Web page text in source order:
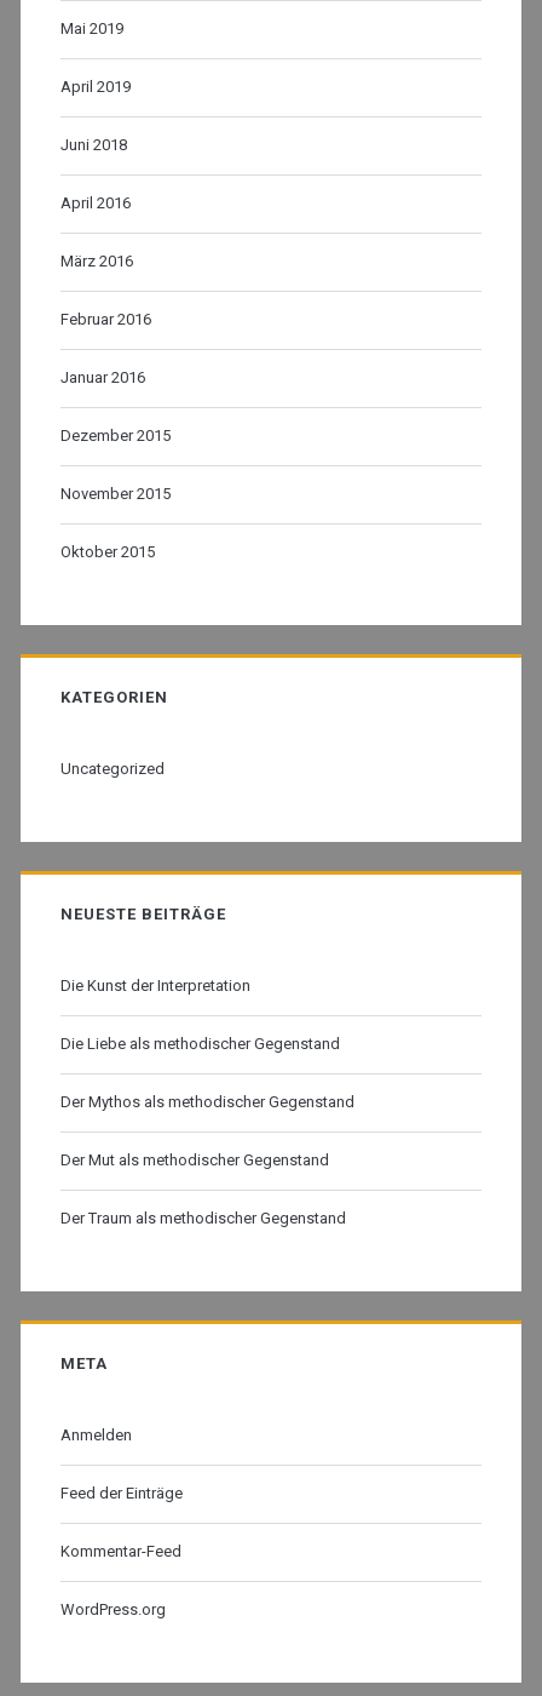
Mai 2019
April 2019
Juni 2018
April 2016
März 2016
Februar 2016
Januar 2016
Dezember 2015
November 2015
Oktober 2015
KATEGORIEN
Uncategorized
NEUESTE BEITRÄGE
Die Kunst der Interpretation
Die Liebe als methodischer Gegenstand
Der Mythos als methodischer Gegenstand
Der Mut als methodischer Gegenstand
Der Traum als methodischer Gegenstand
META
Anmelden
Feed der Einträge
Kommentar-Feed
WordPress.org